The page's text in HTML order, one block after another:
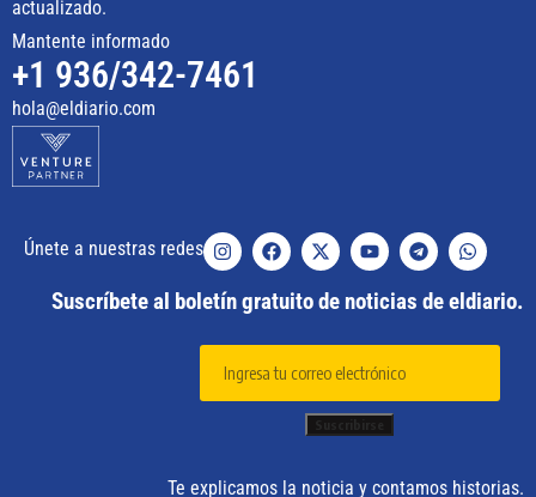
actualizado.
Mantente informado
+1 936/342-7461
hola@eldiario.com
Únete a nuestras redes
Suscríbete al boletín gratuito de noticias de eldiario.
Te explicamos la noticia y contamos historias.